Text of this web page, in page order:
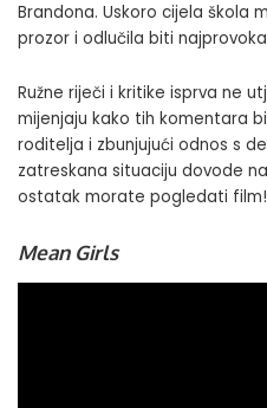
Brandona. Uskoro cijela škola
prozor i odlučila biti
Ružne riječi i kritike isprva ne
mijenjaju kako tih komentara
roditelja i zbunjujući odnos s
zatreskana situaciju dovode
ostatak morate pogledati film!
Mean Girls